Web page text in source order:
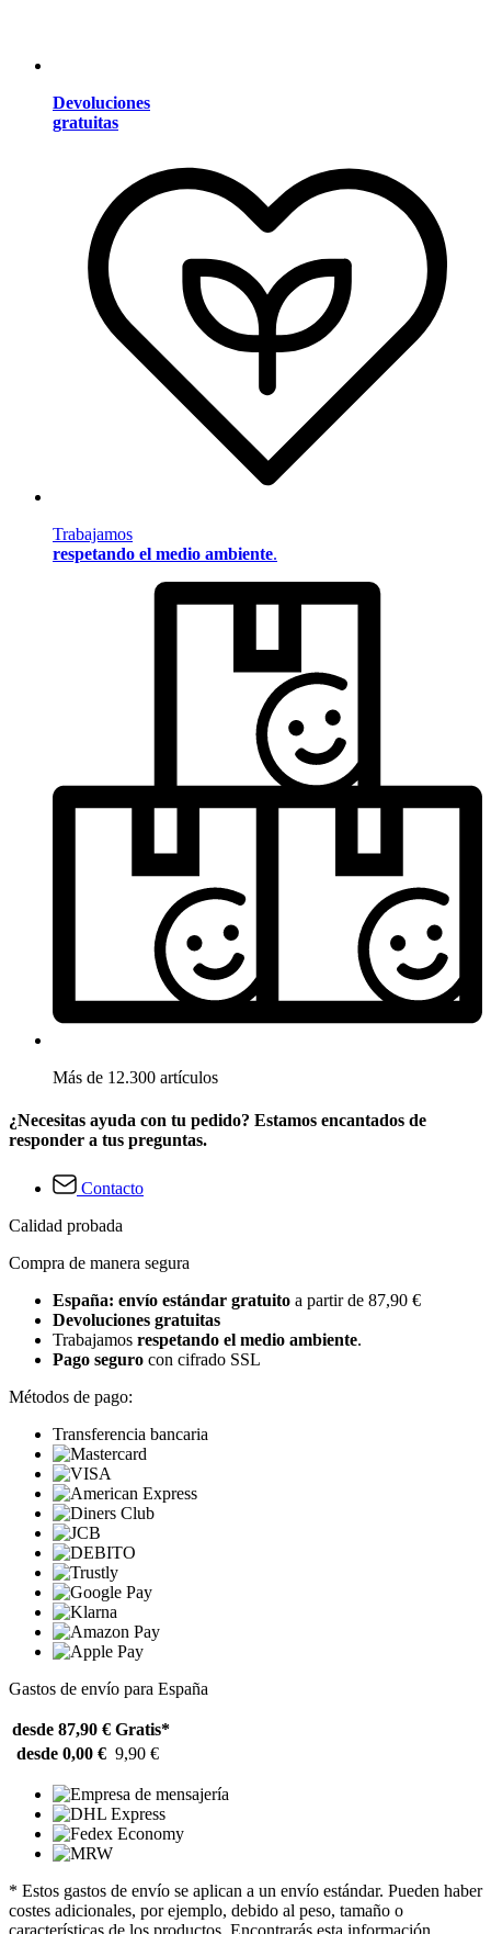
Devoluciones
gratuitas
Trabajamos
respetando el medio ambiente.
Más de 12.300 artículos
¿Necesitas ayuda con tu pedido? Estamos encantados de
responder a tus preguntas.
Contacto
Calidad probada
Compra de manera segura
España: envío estándar gratuito a partir de 87,90 €
Devoluciones gratuitas
Trabajamos respetando el medio ambiente.
Pago seguro con cifrado SSL
Métodos de pago:
Transferencia bancaria
Gastos de envío para España
desde 87,90 € Gratis*
desde 0,00 € 9,90 €
* Estos gastos de envío se aplican a un envío estándar. Pueden haber
costes adicionales, por ejemplo, debido al peso, tamaño o
características de los productos. Encontrarás esta información